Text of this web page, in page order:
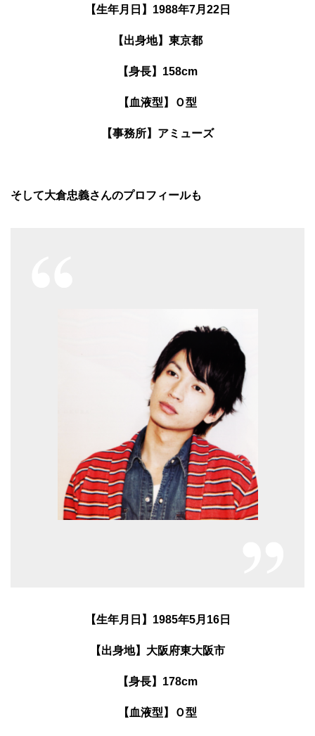
【生年月日】1988年7月22日
【出身地】東京都
【身長】158cm
【血液型】Ｏ型
【事務所】アミューズ
そして大倉忠義さんのプロフィールも
【生年月日】1985年5月16日
【出身地】大阪府東大阪市
【身長】178cm
【血液型】Ｏ型